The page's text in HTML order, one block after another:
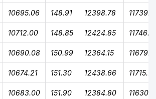
10695.06 148.91 12398.78
10712.00 148.85 12424.85
10690.08 150.99 12364.15
10674.21 151.30 12438.66 11715.74
10683.00 151.90 12384.80